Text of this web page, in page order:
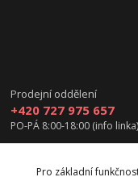
Prodejní oddělení
+420 727 975 657
PO-PÁ 8:00-18:00 (info linka)
Pro základní